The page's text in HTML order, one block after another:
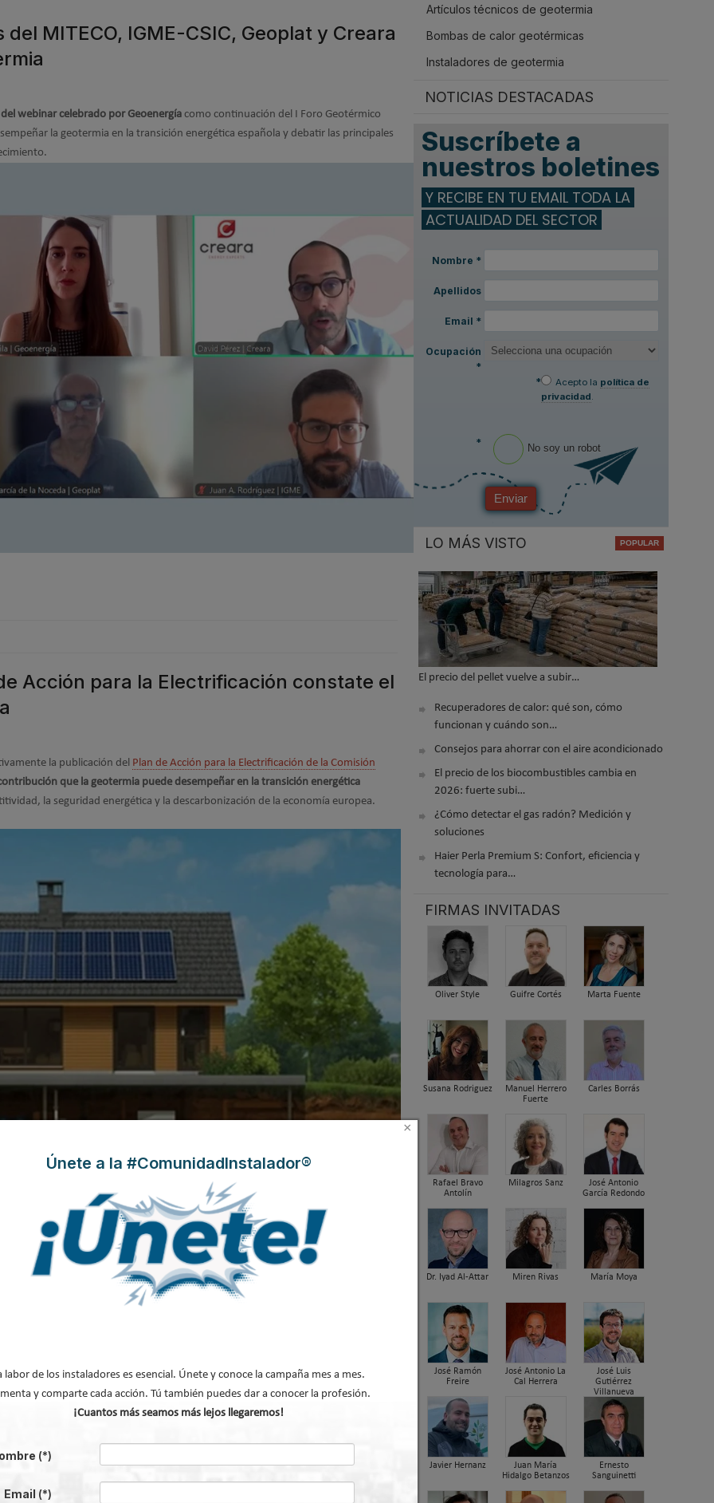
MITECO, IGME-CSIC, Geoplat y Creara
webinar celebrado por Geoenergía como continuación del I Foro Geotérmico
la geotermia en la transición energética española y debatir las principales
Acción para la Electrificación constate el
la publicación del Plan de Acción para la Electrificación de la Comisión
que la geotermia puede desempeñar en la transición energética
la seguridad energética y la descarbonización de la economía europea.
deportivos con bomba de calor
el
lo
el
Artículos técnicos de geotermia
Bombas de calor geotérmicas
Instaladores de geotermia
NOTICIAS DESTACADAS
Suscríbete a
nuestros boletines
Y RECIBE EN TU EMAIL TODA LA
ACTUALIDAD DEL SECTOR
Nombre *
Apellidos
Email *
Ocupación
*
*
Acepto la política de
privacidad.
* No soy un robot
Enviar
LO MÁS VISTO
El precio del pellet vuelve a subir…
Recuperadores de calor: qué son, cómo
funcionan y cuándo son…
Consejos para ahorrar con el aire acondicionado
El precio de los biocombustibles cambia en
2026: fuerte subi…
¿Cómo detectar el gas radón? Medición y
soluciones
Haier Perla Premium S: Confort, eficiencia y
tecnología para…
FIRMAS INVITADAS
Oliver Style Guifre Cortés Marta Fuente
Susana Rodriguez
Manuel Herrero
Fuerte
Carles Borrás
Rafael Bravo
Antolín
Milagros Sanz
José Antonio
García Redondo
Dr. Iyad Al-Attar Miren Rivas María Moya
José Ramón
Freire
José Antonio La
Cal Herrera
José Luis
Gutiérrez
Villanueva
Javier Hernanz
Juan María
Hidalgo Betanzos
Ernesto
Sanguinetti
×
Únete a la #ComunidadInstalador®
labor de los instaladores es esencial. Únete y conoce la campaña mes a mes.
y comparte cada acción. Tú también puedes dar a conocer la profesión.
¡Cuantos más seamos más lejos llegaremos!
(*)
Email (*)